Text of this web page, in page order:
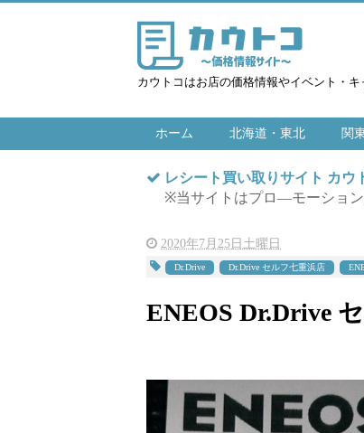
カウトコはお店の価格情報やイベント・
ホーム 北海道・東北 関
レシート買い取りサイト カウ
※当サイトはプロ―モーション
2020年7月25日土曜日
Dr.Drive Dr.Drive セルフ七重浜店
ENEOS Dr.Drive